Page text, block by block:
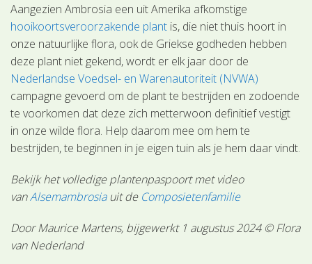
Aangezien Ambrosia een uit Amerika afkomstige
hooikoortsveroorzakende plant is, die niet thuis hoort in
onze natuurlijke flora, ook de Griekse godheden hebben
deze plant niet gekend, wordt er elk jaar door de
Nederlandse Voedsel- en Warenautoriteit (NVWA)
campagne gevoerd om de plant te bestrijden en zodoende
te voorkomen dat deze zich metterwoon definitief vestigt
in onze wilde flora. Help daarom mee om hem te
bestrijden, te beginnen in je eigen tuin als je hem daar vindt.
Bekijk het volledige plantenpaspoort met video
vanAlsemambrosiauit de Composietenfamilie
Door Maurice Martens, bijgewerkt 1 augustus 2024 © Flora
van Nederland